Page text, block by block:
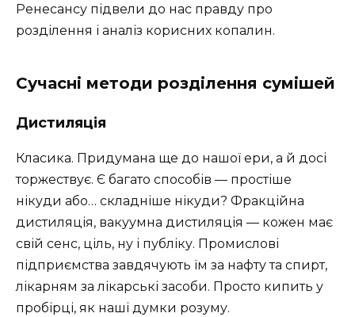
Ренесансу підвели до нас правду про
розділення і аналіз корисних копалин.
Сучасні методи розділення сумішей
Дистиляція
Класика. Придумана ще до нашої ери, а й досі
торжествує. Є багато способів — простіше
нікуди або… складніше нікуди? Фракційна
дистиляція, вакуумна дистиляція — кожен має
свій сенс, ціль, ну і публіку. Промислові
підприємства завдячують їм за нафту та спирт,
лікарням за лікарські засоби. Просто кипить у
пробірці, як наші думки розуму.